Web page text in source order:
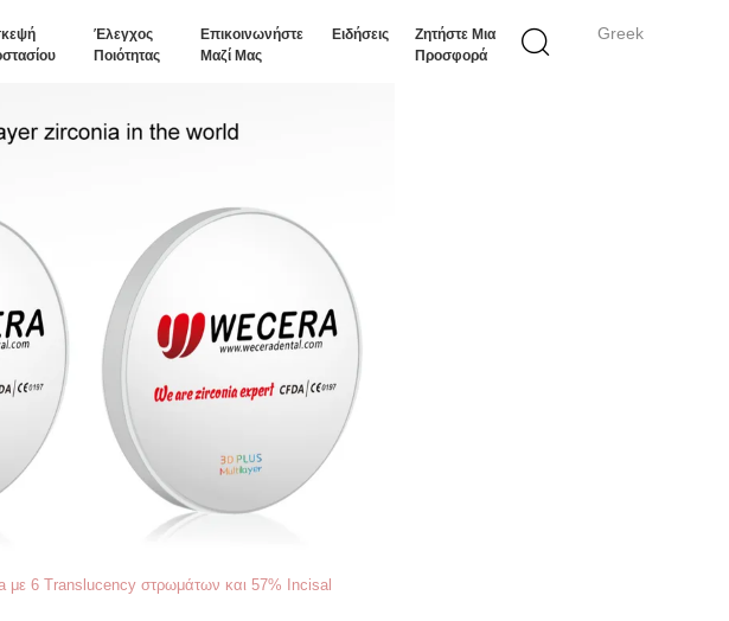
Greek
Έλεγχος
Ποιότητας
Επικοινωνήστε
Μαζί Μας
Ειδήσεις
Ζητήστε Μια
Προσφορά
με 6 Translucency στρωμάτων και 57% Incisal